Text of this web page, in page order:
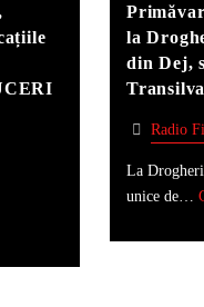
la
din Dej,
Radio
La
unice de…